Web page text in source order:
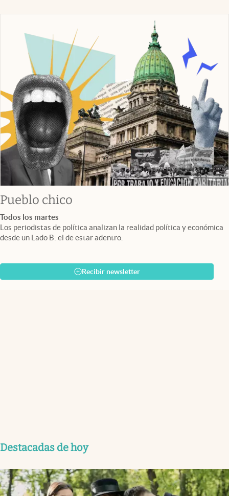
Pueblo chico
Todos los martes
Los periodistas de política analizan la realidad política y económica
desde un Lado B: el de estar adentro.
Recibir newsletter
Destacadas de hoy